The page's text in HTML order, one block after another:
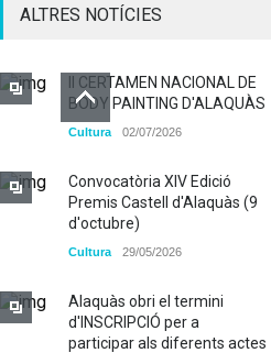
ALTRES NOTÍCIES
II CERTAMEN NACIONAL DE
BODY PAINTING D'ALAQUÀS
Cultura 02/07/2026
Convocatòria XIV Edició
Premis Castell d'Alaquàs (9
d'octubre)
Cultura 29/05/2026
Alaquàs obri el termini
d'INSCRIPCIÓ per a
participar als diferents actes